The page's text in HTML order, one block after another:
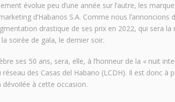
évolue peu d’une année sur l’autre, les
d’Habanos S.A. Comme nous l’annoncions
drastique de ses prix en 2022, qui sera
soirée de gala, le dernier soir.
ses 50 ans, sera, elle, à l’honneur de la « nuit
des Casas del Habano (LCDH). Il est donc à
dévoilée à cette occasion.